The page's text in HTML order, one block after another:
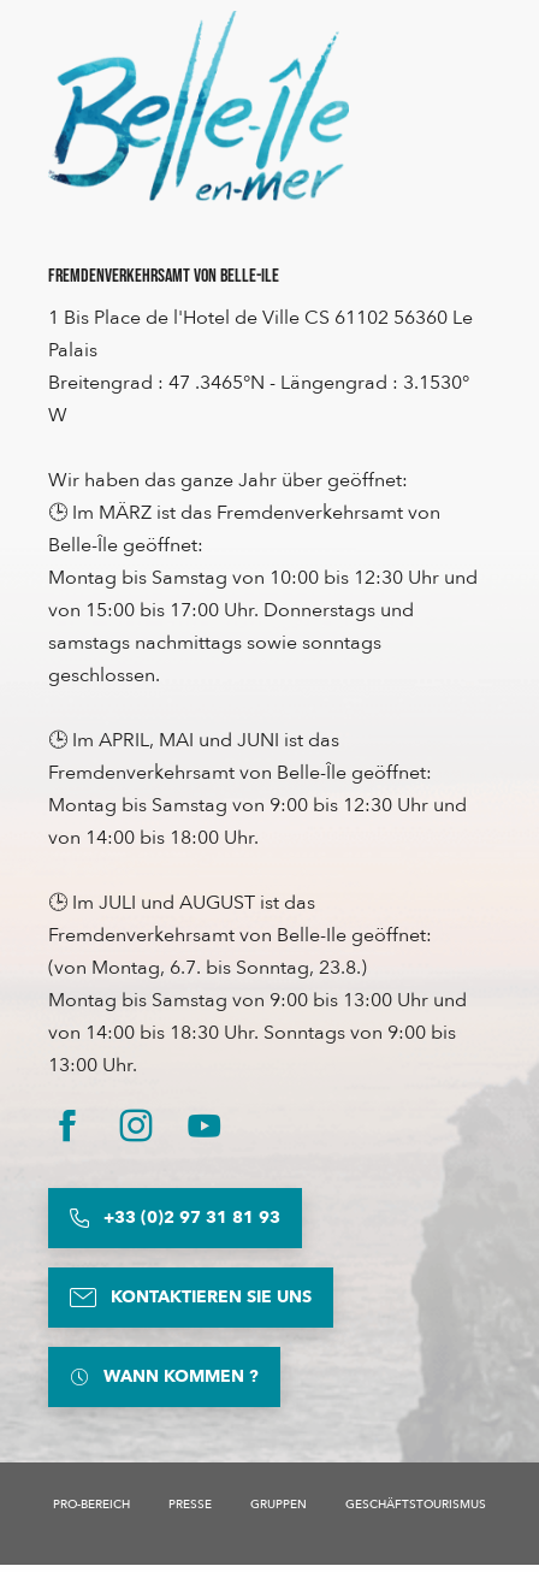
Fremdenverkehrsamt von Belle-Ile
1 Bis Place de l'Hotel de Ville CS 61102 56360 Le
Palais
Breitengrad : 47 .3465°N - Längengrad : 3.1530°
W
Wir haben das ganze Jahr über geöffnet:
🕒 Im MÄRZ ist das Fremdenverkehrsamt von
Belle-Île geöffnet:
Montag bis Samstag von 10:00 bis 12:30 Uhr und
von 15:00 bis 17:00 Uhr. Donnerstags und
samstags nachmittags sowie sonntags
geschlossen.
🕒 Im APRIL, MAI und JUNI ist das
Fremdenverkehrsamt von Belle-Île geöffnet:
Montag bis Samstag von 9:00 bis 12:30 Uhr und
von 14:00 bis 18:00 Uhr.
🕒 Im JULI und AUGUST ist das
Fremdenverkehrsamt von Belle-Ile geöffnet:
(von Montag, 6.7. bis Sonntag, 23.8.)
Montag bis Samstag von 9:00 bis 13:00 Uhr und
von 14:00 bis 18:30 Uhr. Sonntags von 9:00 bis
13:00 Uhr.
+33 (0)2 97 31 81 93
KONTAKTIEREN SIE UNS
WANN KOMMEN ?
PRO-BEREICH PRESSE GRUPPEN GESCHÄFTSTOURISMUS